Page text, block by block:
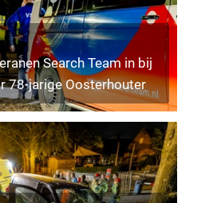
Search Team in bij
78-jarige Oosterhouter